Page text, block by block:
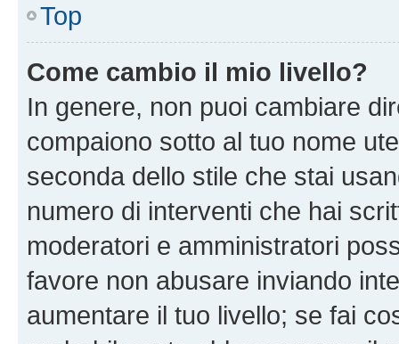
Top
Come cambio il mio livello?
In genere, non puoi cambiare
compaiono sotto al tuo nome
seconda dello stile che stai
numero di interventi che hai
moderatori e amministratori
favore non abusare inviando
aumentare il tuo livello; se fai